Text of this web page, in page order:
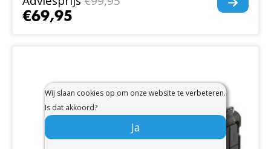
€69,95
Wij slaan cookies op om onze website te verbeteren.
Is dat akkoord?
Ja